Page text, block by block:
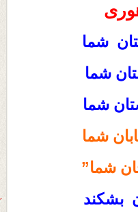
شما
شما
شما
شما
شما”
بشکند